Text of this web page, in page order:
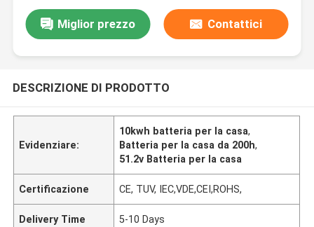
Miglior prezzo Contattici
DESCRIZIONE DI PRODOTTO
Evidenziare:
10kwh batteria per la casa,
Batteria per la casa da 200h,
51.2v Batteria per la casa
Certificazione CE, TUV, IEC,VDE,CEI,ROHS,
Delivery Time 5-10 Days